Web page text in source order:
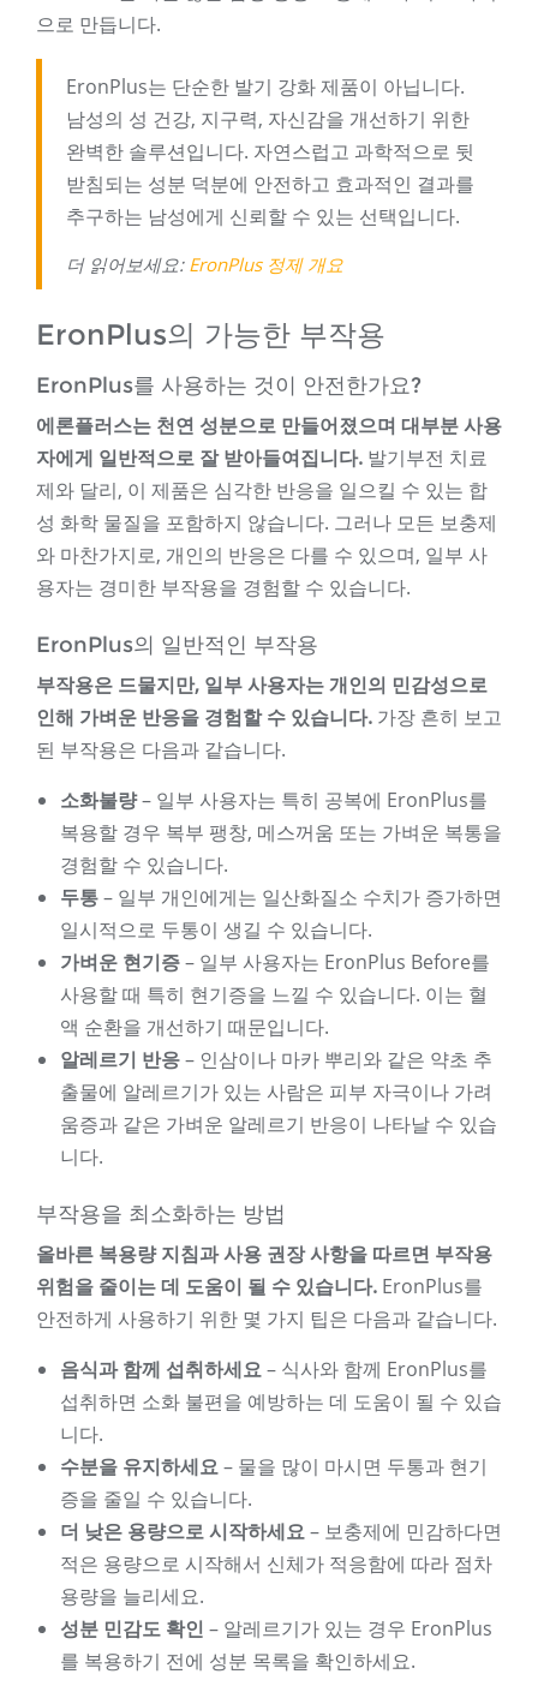
으로 만듭니다.
EronPlus는 단순한 발기 강화 제품이 아닙니다.
남성의 성 건강, 지구력, 자신감을 개선하기 위한
완벽한 솔루션입니다. 자연스럽고 과학적으로 뒷
받침되는 성분 덕분에 안전하고 효과적인 결과를
추구하는 남성에게 신뢰할 수 있는 선택입니다.
더 읽어보세요: EronPlus 정제 개요
EronPlus의 가능한 부작용
EronPlus를 사용하는 것이 안전한가요?
에론플러스는 천연 성분으로 만들어졌으며 대부분 사용
자에게 일반적으로 잘 받아들여집니다. 발기부전 치료
제와 달리, 이 제품은 심각한 반응을 일으킬 수 있는 합
성 화학 물질을 포함하지 않습니다. 그러나 모든 보충제
와 마찬가지로, 개인의 반응은 다를 수 있으며, 일부 사
용자는 경미한 부작용을 경험할 수 있습니다.
EronPlus의 일반적인 부작용
부작용은 드물지만, 일부 사용자는 개인의 민감성으로
인해 가벼운 반응을 경험할 수 있습니다. 가장 흔히 보고
된 부작용은 다음과 같습니다.
소화불량– 일부 사용자는 특히 공복에 EronPlus를
복용할 경우 복부 팽창, 메스꺼움 또는 가벼운 복통을
경험할 수 있습니다.
두통– 일부 개인에게는 일산화질소 수치가 증가하면
일시적으로 두통이 생길 수 있습니다.
가벼운 현기증– 일부 사용자는 EronPlus Before를
사용할 때 특히 현기증을 느낄 수 있습니다. 이는 혈
액 순환을 개선하기 때문입니다.
알레르기 반응– 인삼이나 마카 뿌리와 같은 약초 추
출물에 알레르기가 있는 사람은 피부 자극이나 가려
움증과 같은 가벼운 알레르기 반응이 나타날 수 있습
니다.
부작용을 최소화하는 방법
올바른 복용량 지침과 사용 권장 사항을 따르면 부작용
위험을 줄이는 데 도움이 될 수 있습니다. EronPlus를
안전하게 사용하기 위한 몇 가지 팁은 다음과 같습니다.
음식과 함께 섭취하세요– 식사와 함께 EronPlus를
섭취하면 소화 불편을 예방하는 데 도움이 될 수 있습
니다.
수분을 유지하세요– 물을 많이 마시면 ​​두통과 현기
증을 줄일 수 있습니다.
더 낮은 용량으로 시작하세요– 보충제에 민감하다면
적은 용량으로 시작해서 신체가 적응함에 따라 점차
용량을 늘리세요.
성분 민감도 확인 – 알레르기가 있는 경우 EronPlus
를 복용하기 전에 성분 목록을 확인하세요.